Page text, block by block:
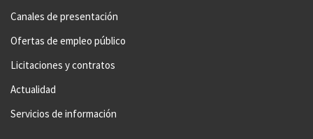
Canales de presentación
Ofertas de empleo público
Licitaciones y contratos
Actualidad
Servicios de información